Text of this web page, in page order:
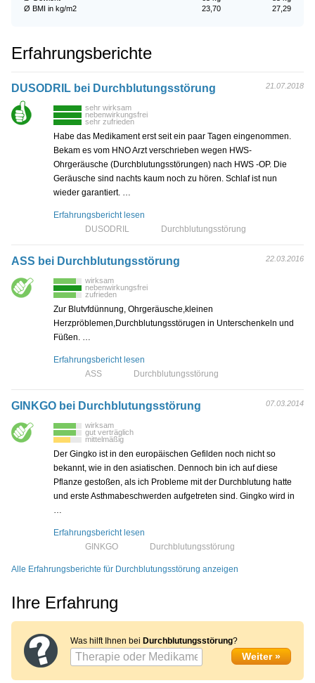
Ø BMI in kg/m2
27,29
23,70
Erfahrungsberichte
DUSODRIL bei Durchblutungsstörung 21.07.2018
sehr wirksam
nebenwirkungsfrei
sehr zufrieden
Habe das Medikament erst seit ein paar Tagen eingenommen.
Bekam es vom HNO Arzt verschrieben wegen HWS-
Ohrgeräusche (Durchblutungsstörungen) nach HWS -OP. Die
Geräusche sind nachts kaum noch zu hören. Schlaf ist nun
wieder garantiert. …
Erfahrungsbericht lesen
DUSODRIL
Durchblutungsstörung
ASS bei Durchblutungsstörung 22.03.2016
wirksam
nebenwirkungsfrei
zufrieden
Zur Blutvfdünnung, Ohrgeräusche,kleinen
Herzpröblemen,Durchblutungsstörugen in Unterschenkeln und
Füßen. …
Erfahrungsbericht lesen
ASS
Durchblutungsstörung
GINKGO bei Durchblutungsstörung 07.03.2014
wirksam
gut verträglich
mittelmäßig
Der Gingko ist in den europäischen Gefilden noch nicht so
bekannt, wie in den asiatischen. Dennoch bin ich auf diese
Pflanze gestoßen, als ich Probleme mit der Durchblutung hatte
und erste Asthmabeschwerden aufgetreten sind. Gingko wird in
…
Erfahrungsbericht lesen
GINKGO
Durchblutungsstörung
Alle Erfahrungsberichte für Durchblutungsstörung anzeigen
Ihre Erfahrung
Was hilft Ihnen bei Durchblutungsstörung?